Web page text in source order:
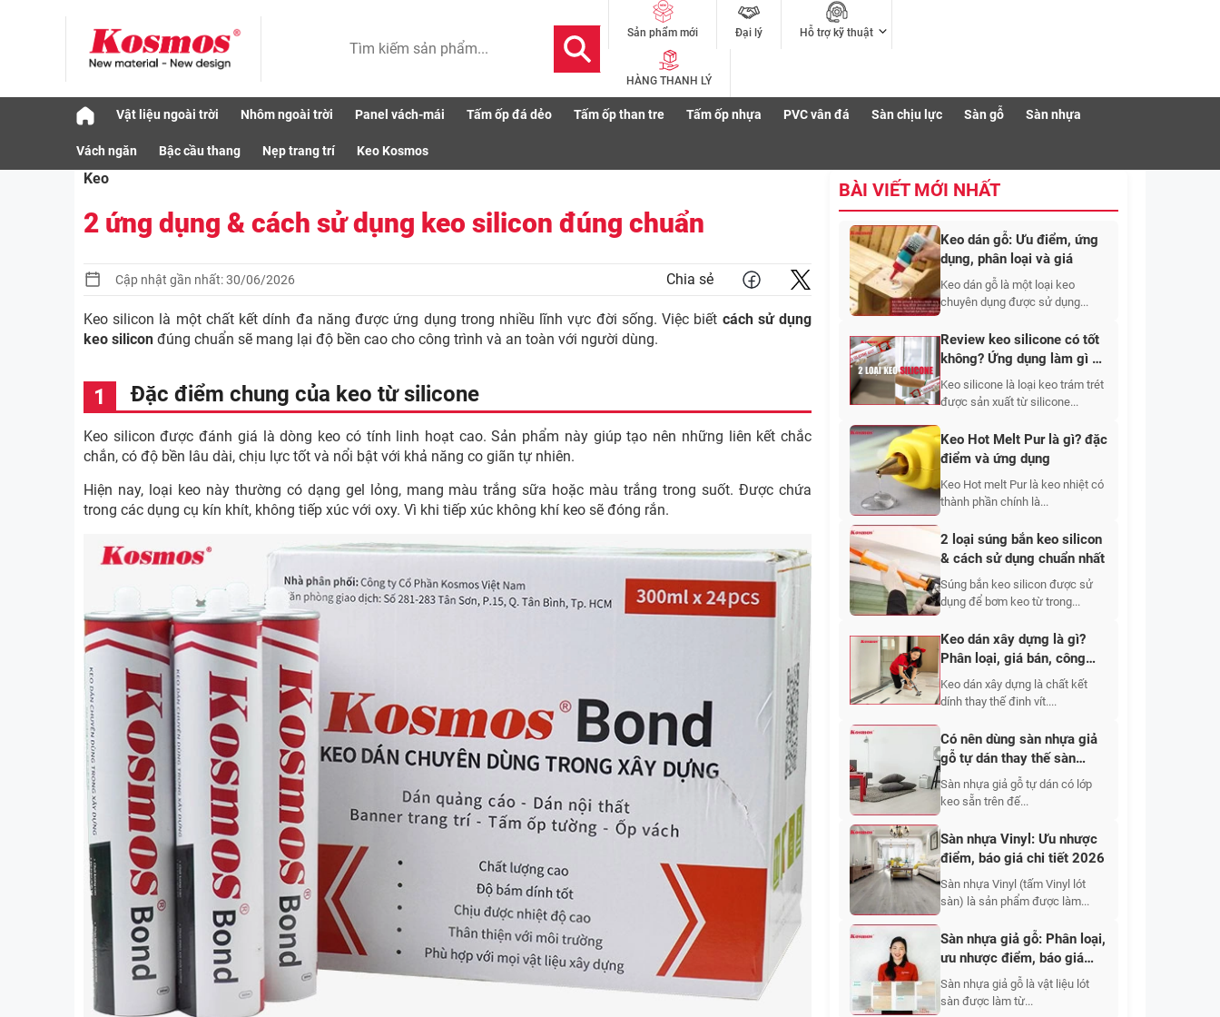
Sản phẩm mới Đại lý Hỗ trợ kỹ thuật
HÀNG THANH LÝ
Vật liệu ngoài trời Nhôm ngoài trời Panel vách-mái Tấm ốp đá dẻo Tấm ốp than tre Tấm ốp nhựa PVC vân đá Sàn chịu lực Sàn gỗ Sàn nhựa
Vách ngăn Bậc cầu thang Nẹp trang trí Keo Kosmos
Keo
2 ứng dụng & cách sử dụng keo silicon đúng chuẩn
Cập nhật gần nhất: 30/06/2026 Chia sẻ
Keo silicon là một chất kết dính đa năng được ứng dụng trong nhiều lĩnh vực đời sống. Việc biết cách sử dụng
keo silicon đúng chuẩn sẽ mang lại độ bền cao cho công trình và an toàn với người dùng.
Đặc điểm chung của keo từ silicone
Keo silicon được đánh giá là dòng keo có tính linh hoạt cao. Sản phẩm này giúp tạo nên những liên kết chắc
chắn, có độ bền lâu dài, chịu lực tốt và nổi bật với khả năng co giãn tự nhiên.
Hiện nay, loại keo này thường có dạng gel lỏng, mang màu trắng sữa hoặc màu trắng trong suốt. Được chứa
trong các dụng cụ kín khít, không tiếp xúc với oxy. Vì khi tiếp xúc không khí keo sẽ đóng rắn.
BÀI VIẾT MỚI NHẤT
Keo dán gỗ: Ưu điểm, ứng
dụng, phân loại và giá
Keo dán gỗ là một loại keo
chuyên dụng được sử dụng...
Review keo silicone có tốt
không? Ứng dụng làm gì và
giá bao nhiêu?
Keo silicone là loại keo trám trét
được sản xuất từ ​​silicone...
Keo Hot Melt Pur là gì? đặc
điểm và ứng dụng
Keo Hot melt Pur là keo nhiệt có
thành phần chính là...
2 loại súng bắn keo silicon
& cách sử dụng chuẩn nhất
Súng bắn keo silicon được sử
dụng để bơm keo từ trong...
Keo dán xây dựng là gì?
Phân loại, giá bán, công
dụng
Keo dán xây dựng là chất kết
dính thay thế đinh vít....
Có nên dùng sàn nhựa giả
gỗ tự dán thay thế sàn
nhựa dán keo?
Sàn nhựa giả gỗ tự dán có lớp
keo sẵn trên đế...
Sàn nhựa Vinyl: Ưu nhược
điểm, báo giá chi tiết 2026
Sàn nhựa Vinyl (tấm Vinyl lót
sàn) là sản phẩm được làm...
Sàn nhựa giả gỗ: Phân loại,
ưu nhược điểm, báo giá
2026
Sàn nhựa giả gỗ là vật liệu lót
sàn được làm từ...